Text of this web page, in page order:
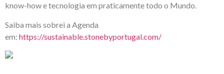
know-how e tecnologia em praticamente todo o Mundo.
Saiba mais sobrei a Agenda
em: https://sustainable.stonebyportugal.com/